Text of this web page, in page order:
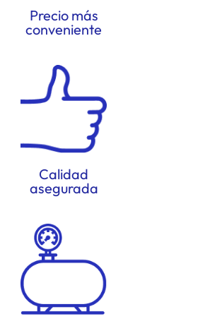
Precio más
conveniente
Calidad
asegurada